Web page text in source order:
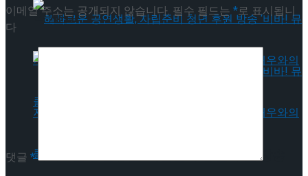
혜화로운 공연생활, 자립준비 청년 후원 방송
약 체결
이메일 주소는 공개되지 않습니다. 필수 필드는*로 표시됩니
다
댓글 *